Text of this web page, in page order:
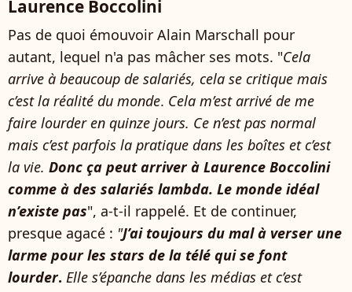
Laurence Boccolini
Pas de quoi émouvoir Alain Marschall pour
autant, lequel n'a pas mâcher ses mots. "Cela
arrive à beaucoup de salariés, cela se critique mais
c’est la réalité du monde. Cela m’est arrivé de me
faire lourder en quinze jours. Ce n’est pas normal
mais c’est parfois la pratique dans les boîtes et c’est
la vie. Donc ça peut arriver à Laurence Boccolini
comme à des salariés lambda. Le monde idéal
n’existe pas", a-t-il rappelé. Et de continuer,
presque agacé : "J’ai toujours du mal à verser une
larme pour les stars de la télé qui se font
lourder. Elle s’épanche dans les médias et c’est